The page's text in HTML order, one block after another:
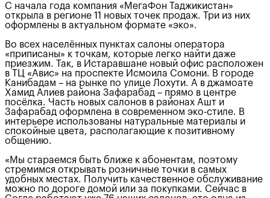
С начала года компания «МегаФон Таджикистан»
открыла в регионе 11 новых точек продаж. Три из них
оформлены в актуальном формате «эко».
Во всех населённых пунктах салоны оператора
«приписаны» к точкам, которые легко найти даже
приезжим. Так, в Истаравшане новый офис расположен
в ТЦ «Авис» на проспекте Исмоила Сомони. В городе
Канибадам – на рынке по улице Лохути. А в джамоате
Хамид Алиев района Зафарабад – прямо в центре
посёлка. Часть новых салонов в районах Ашт и
Зафарабад оформлена в современном эко-стиле. В
интерьере использованы натуральные материалы и
спокойные цвета, располагающие к позитивному
общению.
«Мы стараемся быть ближе к абонентам, поэтому
стремимся открывать розничные точки в самых
удобных местах. Получить качественное обслуживание
можно по дороге домой или за покупками. Сейчас в